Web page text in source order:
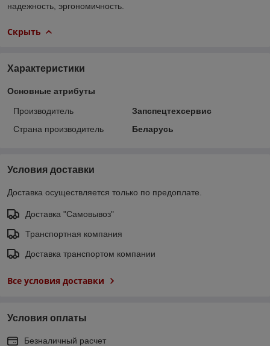
надежность, эргономичность.
Скрыть
Характеристики
Основные атрибуты
Производитель
Запспецтехсервис
Страна производитель
Беларусь
Условия доставки
Доставка осуществляется только по предоплате.
Доставка "Самовывоз"
Транспортная компания
Доставка транспортом компании
Все условия доставки
Условия оплаты
Безналичный расчет